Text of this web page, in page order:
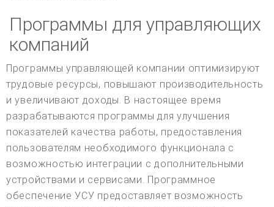
Программы для управляющих
компаний
Программы управляющей компании оптимизируют
трудовые ресурсы, повышают производительность
и увеличивают доходы. В настоящее время
разрабатываются программы для улучшения
показателей качества работы, предоставления
пользователям необходимого функционала с
возможностью интеграции с дополнительными
устройствами и сервисами. Программное
обеспечение УСУ предоставляет возможность